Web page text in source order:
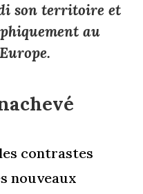
son territoire et
au
contrastes
nouveaux